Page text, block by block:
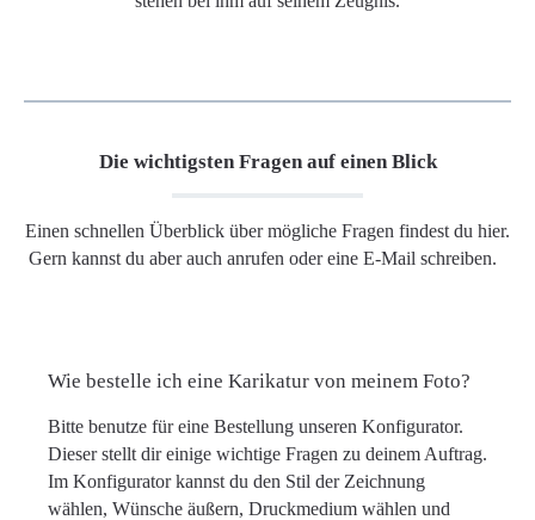
Die wichtigsten Fragen auf einen Blick
Einen schnellen Überblick über mögliche Fragen findest du hier.
Gern kannst du aber auch anrufen oder eine E-Mail schreiben.
Wie bestelle ich eine Karikatur von meinem Foto?
Bitte benutze für eine Bestellung unseren Konfigurator.
Dieser stellt dir einige wichtige Fragen zu deinem Auftrag.
Im Konfigurator kannst du den Stil der Zeichnung
wählen, Wünsche äußern, Druckmedium wählen und